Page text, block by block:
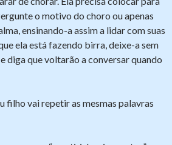
o motivo do choro ou apenas
ensinando-a assim a lidar com suas
ela está fazendo birra, deixe-a sem
diga que voltarão a conversar quando
filho vai repetir as mesmas palavras